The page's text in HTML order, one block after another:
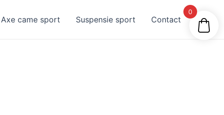
Axe came sport Suspensie sport Contact
0